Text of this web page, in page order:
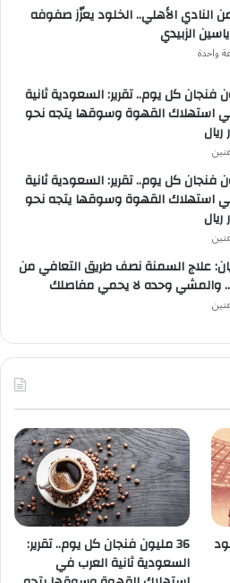
النادي الأهلي.. الخلود يعزّز صفوفه
الزبيدي
واحدة
فنجان كل يوم.. تقرير: السعودية ثانية
استهلاك القهوة وسوقها يتجه نحو
فنجان كل يوم.. تقرير: السعودية ثانية
استهلاك القهوة وسوقها يتجه نحو
علاج السمنة نصف طريق التعافي من
والمشي وحده لا يحمي مفاصلك
36 مليون فنجان كل يوم.. تقرير:
السعودية ثانية العرب في